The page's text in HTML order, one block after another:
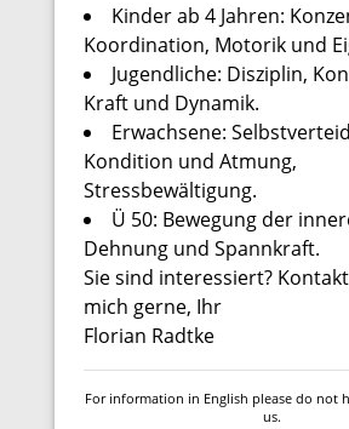
Kinder ab 4 Jahren:
Koordination, Motorik und
Jugendliche: Disziplin,
Kraft und Dynamik.
Erwachsene:
Kondition und Atmung,
Stressbewältigung.
Ü 50: Bewegung der
Dehnung und Spannkraft.
Sie sind interessiert?
mich gerne, Ihr
Florian Radtke
For information in English please do not
us.